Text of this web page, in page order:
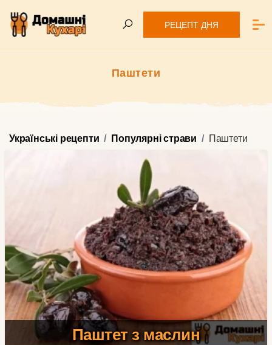
РЕЦЕПТ ДНЯ
Паштети
Українські рецепти Популярні страви Паштети
Паштет з маслин